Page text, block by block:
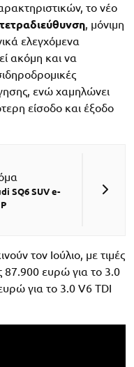
το νέο
τετραδιεύθυνση, μόνιμη
ελεγχόμενα
ακόμη και να
ενώ χαμηλώνει
είσοδο και έξοδο
SQ6 SUV e-
τον Ιούλιο, με τιμές
87.900 ευρώ για το 3.0
για το 3.0 V6 TDI